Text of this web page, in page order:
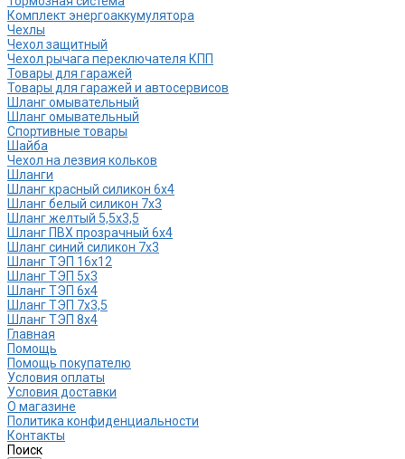
Комплект энергоаккумулятора
Чехлы
Чехол защитный
Чехол рычага переключателя КПП
Товары для гаражей
Товары для гаражей и автосервисов
Шланг омывательный
Шланг омывательный
Спортивные товары
Шайба
Чехол на лезвия кольков
Шланги
Шланг красный силикон 6х4
Шланг белый силикон 7х3
Шланг желтый 5,5х3,5
Шланг ПВХ прозрачный 6х4
Шланг синий силикон 7х3
Шланг ТЭП 16х12
Шланг ТЭП 5х3
Шланг ТЭП 6х4
Шланг ТЭП 7х3,5
Шланг ТЭП 8х4
Главная
Помощь
Помощь покупателю
Условия оплаты
Условия доставки
О магазине
Политика конфиденциальности
Контакты
Поиск